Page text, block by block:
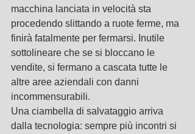
macchina lanciata in velocità sta
procedendo slittando a ruote ferme, ma
finirà fatalmente per fermarsi. Inutile
sottolineare che se si bloccano le
vendite, si fermano a cascata tutte le
altre aree aziendali con danni
incommensurabili.
Una ciambella di salvataggio arriva
dalla tecnologia: sempre più incontri si